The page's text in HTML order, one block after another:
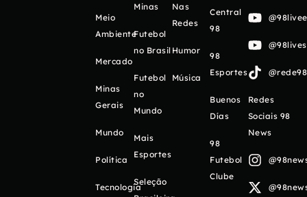
Meio
Ambiente
Mercado
Minas
Gerais
Mundo
Política
Tecnologia
Minas
Futebol
no Brasil
Futebol
no
Mundo
Mais
Esportes
Seleção
Nas
Redes
Humor
Música
Central
98
98
Esportes
Buenos
Días
98
Futebol
Clube
Redes
Sociais 98
News